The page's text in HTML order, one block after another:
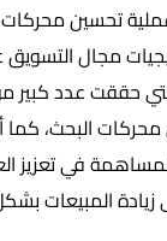
عملية تحسين
مجال التسويق
حققت عدد كبير
محركات البحث،
في تعزيز
المبيعات